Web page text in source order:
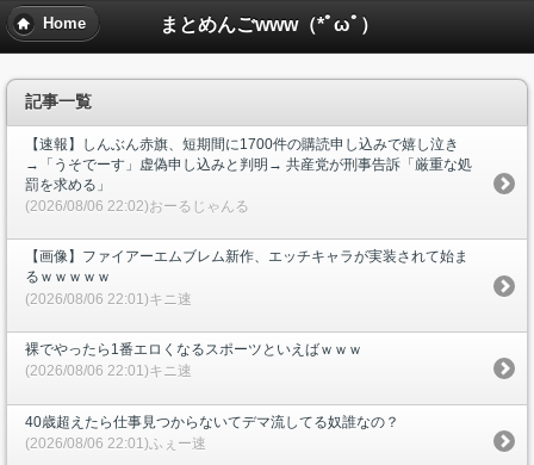
まとめんごwww（*ﾟωﾟ）
Home
記事一覧
【速報】しんぶん赤旗、短期間に1700件の購読申し込みで嬉し泣き
→「うそでーす」虚偽申し込みと判明→ 共産党が刑事告訴「厳重な処
罰を求める」
(2026/08/06 22:02)おーるじゃんる
【画像】ファイアーエムブレム新作、エッチキャラが実装されて始ま
るｗｗｗｗｗ
(2026/08/06 22:01)キニ速
裸でやったら1番エロくなるスポーツといえばｗｗｗ
(2026/08/06 22:01)キニ速
40歳超えたら仕事見つからないてデマ流してる奴誰なの？
(2026/08/06 22:01)ふぇー速